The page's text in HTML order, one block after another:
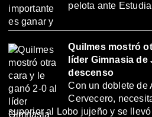
pelota ante
Quilmes mostró
líder Gimnasia
descenso
Con un doblete de
Cervecero,
superior al Lobo jujeño y se